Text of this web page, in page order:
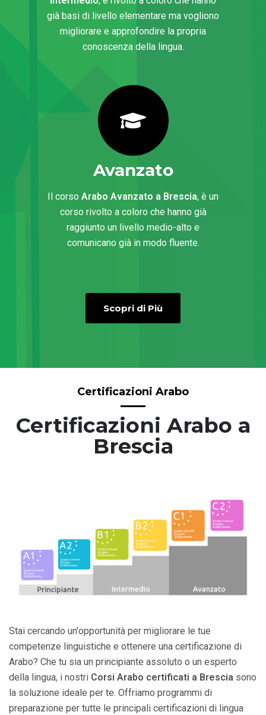
già basi di livello elementare ma vogliono
migliorare e approfondire la propria
conoscenza della lingua.
Avanzato
Il corso Arabo Avanzato a Brescia, è un
corso rivolto a coloro che hanno già
raggiunto un livello medio-alto e
comunicano già in modo fluente.
Scopri di Più
Certificazioni Arabo a
Brescia
Certificazioni Arabo
Stai cercando un'opportunità per migliorare le tue
competenze linguistiche e ottenere una certificazione di
Arabo? Che tu sia un principiante assoluto o un esperto
della lingua, i nostri Corsi Arabo certificati a Brescia sono
la soluzione ideale per te. Offriamo programmi di
preparazione per tutte le principali certificazioni di lingua